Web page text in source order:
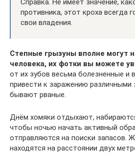
Справка. Не имеет значение,
противника, этот кроха всегда
свои владения.
Степные грызуны вполне могут
человека, их фотки вы можете
от их зубов весьма болезненные и
привести к заражению различными
бывают рваные.
Днём хомяки отдыхают,
чтобы ночью начать активный
отправляются на поиски запасов.
находятся на расстоянии двух